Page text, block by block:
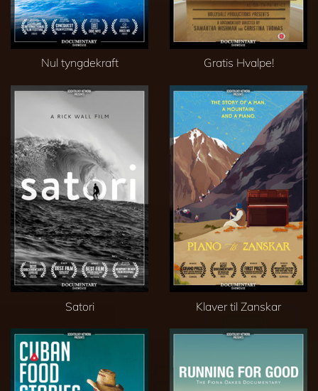
Nul tyngdekraft Gratis Hvalpe!
Satori Klaver til Zanskar